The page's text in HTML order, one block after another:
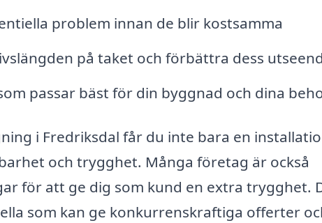
problem innan de blir kostsamma
på taket och förbättra dess
passar bäst för din byggnad och dina
i Fredriksdal får du inte bara en
och trygghet. Många företag är också
för att ge dig som kund en extra trygghet.
som kan ge konkurrenskraftiga offerter